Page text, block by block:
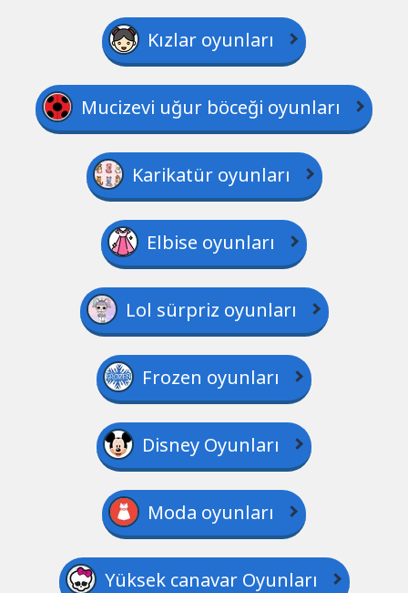
Kızlar oyunları
Mucizevi uğur böceği oyunları
Karikatür oyunları
Elbise oyunları
Lol sürpriz oyunları
Frozen oyunları
Disney Oyunları
Moda oyunları
Yüksek canavar Oyunları